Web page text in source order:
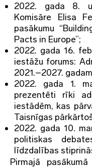
2022. gada 8.
Komisāre Elisa
pasākumu
Pacts in Europe”;
2022. gada 16.
iestāžu forums:
2021.–2027.
2022. gada 1.
prezentēti rīki
iestādēm, kas
Taisnīgas
2022. gada 10.
politiskas
līdzdalības
Pirmajā